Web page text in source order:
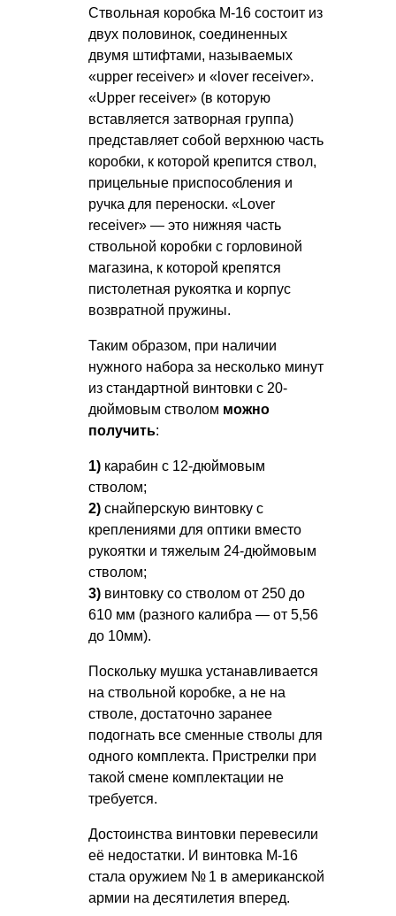
Ствольная коробка М-16 состоит из
двух половинок, соединенных
двумя штифтами, называемых
«upper receiver» и «lover receiver».
«Upper receiver» (в которую
вставляется затворная группа)
представляет собой верхнюю часть
коробки, к которой крепится ствол,
прицельные приспособления и
ручка для переноски. «Lover
receiver» — это нижняя часть
ствольной коробки с горловиной
магазина, к которой крепятся
пистолетная рукоятка и корпус
возвратной пружины.
Таким образом, при наличии
нужного набора за несколько минут
из стандартной винтовки с 20-
дюймовым стволом можно
получить:
1) карабин с 12-дюймовым
стволом;
2) снайперскую винтовку с
креплениями для оптики вместо
рукоятки и тяжелым 24-дюймовым
стволом;
3) винтовку со стволом от 250 до
610 мм (разного калибра — от 5,56
до 10мм).
Поскольку мушка устанавливается
на ствольной коробке, а не на
стволе, достаточно заранее
подогнать все сменные стволы для
одного комплекта. Пристрелки при
такой смене комплектации не
требуется.
Достоинства винтовки перевесили
её недостатки. И винтовка М-16
стала оружием № 1 в американской
армии на десятилетия вперед.